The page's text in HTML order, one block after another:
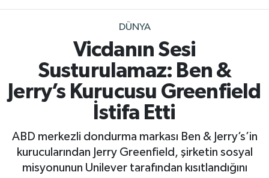
DÜNYA
Vicdanın Sesi
Susturulamaz: Ben &
Jerry’s Kurucusu Greenfield
İstifa Etti
ABD merkezli dondurma markası Ben & Jerry’s’in
kurucularından Jerry Greenfield, şirketin sosyal
misyonunun Unilever tarafından kısıtlandığını
ENERJİ HABERİ
GAYRİMENKUL
LOJİSTİK
İstanbul Namaz Vakitleri
Trafik Durumu
Süper Lig Puan Durumu ve Fikstür
Tüm Manşetler
Son Dakika Haberleri